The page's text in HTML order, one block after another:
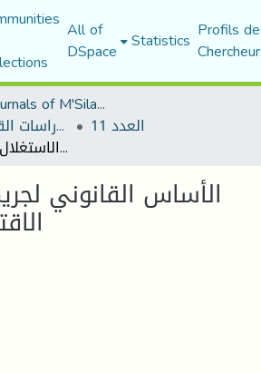
All of
DSpace Statistics Profils
Scientific Journals of M'Sila University
مجلة الأستاذ الباحث للدراسات القانونية والسياسية العدد 11
الأساس القانوني لجريمة الاستغلال الاقتصادي للطفل
الأساس القانوني